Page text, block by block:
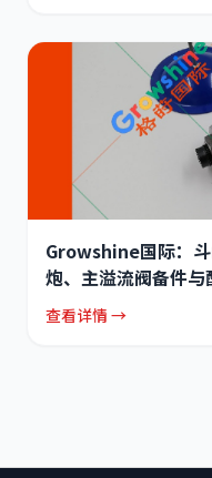
Growshine国际：
炮、主溢流阀备件与
查看详情 →